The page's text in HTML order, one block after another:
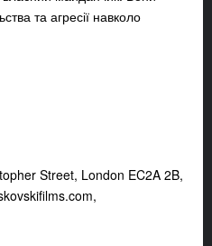
та агресії навколо
Street, London EC2A 2B,
,